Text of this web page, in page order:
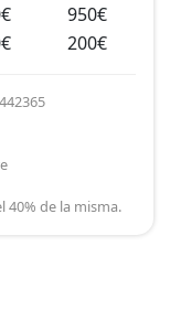
950€
200€
40% de la misma.